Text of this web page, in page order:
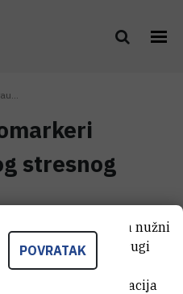
stresnog
(4,1 MB)
POVRATAK
Neki od tih kolačića nužni
stranice, dok se drugi
stranice radi
Za više informacija